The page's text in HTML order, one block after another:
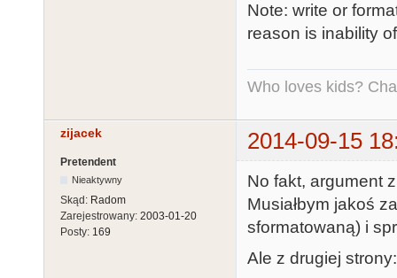
Note: write or
reason is inability
Who loves kids?
zijacek 2014-09-15
Pretendent
Nieaktywny
Skąd: Radom
Zarejestrowany: 2003-01-20
Posty: 169
No fakt, argument
Musiałbym jakoś
sformatowaną) i
Ale z drugiej strony: